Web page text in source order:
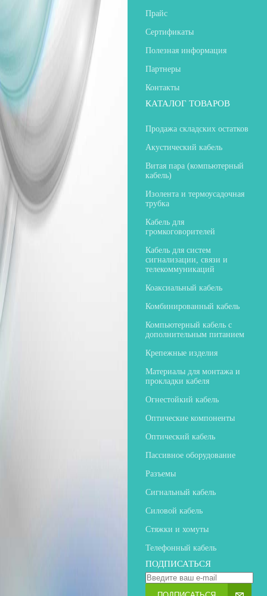
Прайс
Сертификаты
Полезная информация
Партнеры
Контакты
КАТАЛОГ ТОВАРОВ
Продажа складских остатков
Акустический кабель
Витая пара (компьютерный
кабель)
Изолента и термоусадочная
трубка
Кабель для
громкоговорителей
Кабель для систем
сигнализации, связи и
телекоммуникаций
Коаксиальный кабель
Комбинированный кабель
Компьютерный кабель с
дополнительным питанием
Крепежные изделия
Материалы для монтажа и
прокладки кабеля
Огнестойкий кабель
Оптические компоненты
Оптический кабель
Пассивное оборудование
Разъемы
Сигнальный кабель
Силовой кабель
Стяжки и хомуты
Телефонный кабель
ПОДПИСАТЬСЯ